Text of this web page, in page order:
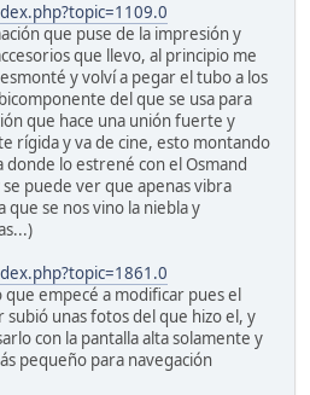
que puse de la impresión y
que llevo, al principio me
y volví a pegar el tubo a los
del que se usa para
que hace una unión fuerte y
rígida y va de cine, esto montando
donde lo estrené con el Osmand
puede ver que apenas vibra
que se nos vino la niebla y
empecé a modificar pues el
unas fotos del que hizo el, y
con la pantalla alta solamente y
pequeño para navegación